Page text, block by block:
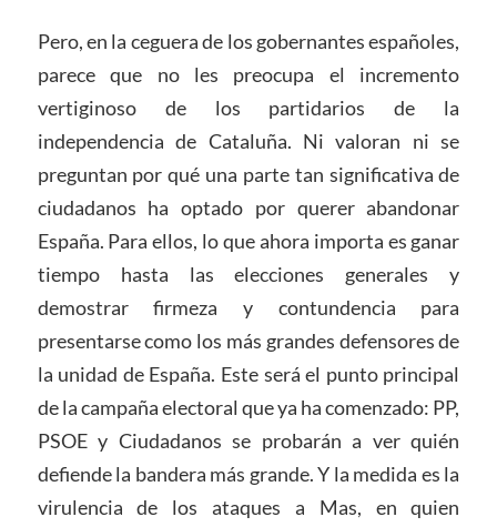
Pero, en la ceguera de los gobernantes españoles,
parece que no les preocupa el incremento
vertiginoso de los partidarios de la
independencia de Cataluña. Ni valoran ni se
preguntan por qué una parte tan significativa de
ciudadanos ha optado por querer abandonar
España. Para ellos, lo que ahora importa es ganar
tiempo hasta las elecciones generales y
demostrar firmeza y contundencia para
presentarse como los más grandes defensores de
la unidad de España. Este será el punto principal
de la campaña electoral que ya ha comenzado: PP,
PSOE y Ciudadanos se probarán a ver quién
defiende la bandera más grande. Y la medida es la
virulencia de los ataques a Mas, en quien